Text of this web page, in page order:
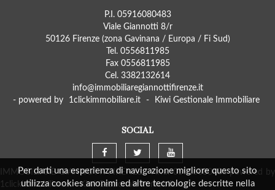
P.I. 05916080483
Viale Giannotti 8/r
50126 Firenze (zona Gavinana / Europa / Fi Sud)
Tel. 0556811985
Fax 0556811985
Cel. 3382132614
info@immobiliaregiannottifirenze.it
- powered by
1clickimmobiliare.it - Kiwi Gestionale Immobiliare
SOCIAL
IMMOBILIARE GIANNOTTI FIRENZE - P.iva: 05916080483powered by
1clickimmobiliare.it-Kiwi Gestionale Immobiliare
Per darti una esperienza di navigazione migliore questo sito
utilizza cookies anonimi ed altre tecnologie descritte nella